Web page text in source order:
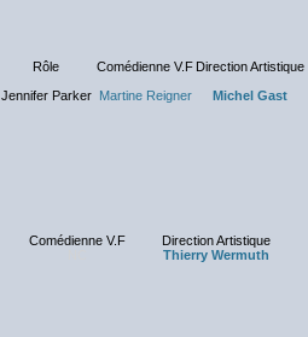
Rôle Comédienne V.F Direction Artistique
Jennifer Parker Martine Reigner Michel Gast
Comédienne V.F Direction Artistique
Thierry Wermuth